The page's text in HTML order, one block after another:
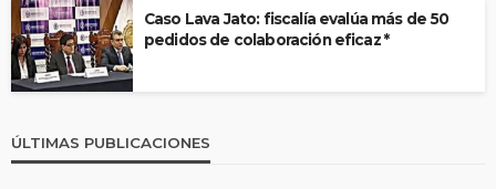
Caso Lava Jato: fiscalía evalúa más de 50
pedidos de colaboración eficaz *
ÚLTIMAS PUBLICACIONES